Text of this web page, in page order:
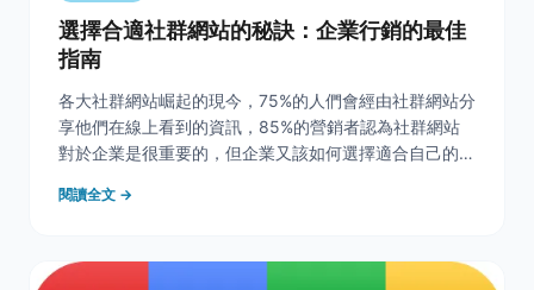
選擇合適社群網站的秘訣：企業行銷的最佳
指南
各大社群網站崛起的現今，75%的人們會經由社群網站分
享他們在線上看到的資訊，85%的營銷者認為社群網站
對於企業是很重要的，但企業又該如何選擇適合自己的社
合用Twitter的企業： &nbsp; 1. 出版業 53% 的與提供資
閱讀全文 →